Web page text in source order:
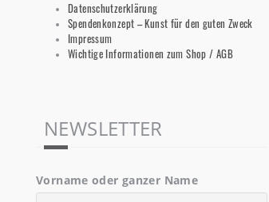
Datenschutzerklärung
Spendenkonzept – Kunst für den guten Zweck
Impressum
Wichtige Informationen zum Shop / AGB
NEWSLETTER
Vorname oder ganzer Name